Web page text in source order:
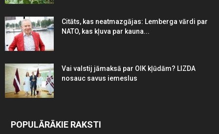
Citāts, kas neatmazgājas: Lemberga vārdi par
NATO, kas kļuva par kauna...
Vai valstij jāmaksā par OIK kļūdām? LIZDA
nosauc savus iemeslus
POPULĀRĀKIE RAKSTI